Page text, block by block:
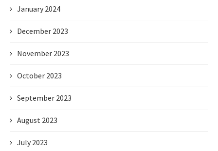
January 2024
December 2023
November 2023
October 2023
September 2023
August 2023
July 2023